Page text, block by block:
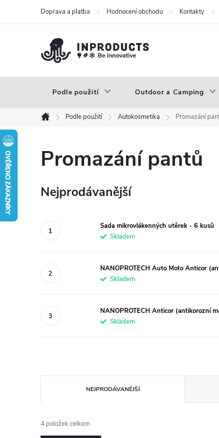
Doprava a platba Hodnocení obchodu Kontakty
Podle použití Outdoor a Camping
Domů
Podle použití Autokosmetika Promazání
Promazání pantů
Nejprodávanější
Sada mikrovlákenných utěrek - 6 kusů
Skladem
NANOPROTECH Auto Moto Anticor
Skladem
NANOPROTECH Anticor (antikorozní
Skladem
a
NEJPRODÁVANĚJŠÍ
4 položek celkem